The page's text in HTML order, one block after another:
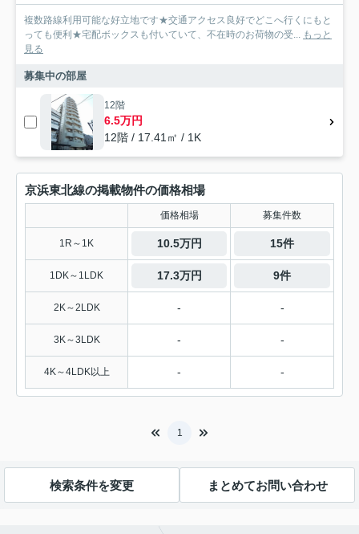
複数路線利用可能な好立地です★交通アクセス良好でどこへ行くにもと
っても便利★宅配ボックスも付いていて、不在時のお荷物の受... もっと
見る
募集中の部屋
12階
6.5万円
12階 / 17.41㎡ / 1K
京浜東北線の掲載物件の価格相場
価格相場 募集件数
1R～1K 10.5万円 15件
1DK～1LDK 17.3万円 9件
2K～2LDK - -
3K～3LDK - -
4K～4LDK以上 - -
1
検索条件を変更 まとめてお問い合わせ